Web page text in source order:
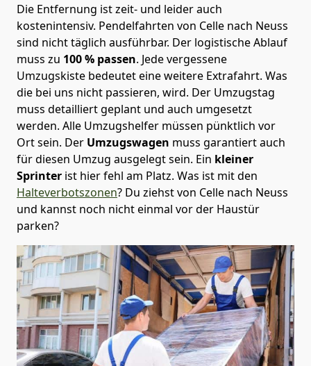
Die Entfernung ist zeit- und leider auch
kostenintensiv. Pendelfahrten von Celle nach Neuss
sind nicht täglich ausführbar. Der logistische Ablauf
muss zu 100 % passen. Jede vergessene
Umzugskiste bedeutet eine weitere Extrafahrt. Was
die bei uns nicht passieren, wird. Der Umzugstag
muss detailliert geplant und auch umgesetzt
werden. Alle Umzugshelfer müssen pünktlich vor
Ort sein. Der Umzugswagen muss garantiert auch
für diesen Umzug ausgelegt sein. Ein kleiner
Sprinter ist hier fehl am Platz. Was ist mit den
Halteverbotszonen? Du ziehst von Celle nach Neuss
und kannst noch nicht einmal vor der Haustür
parken?